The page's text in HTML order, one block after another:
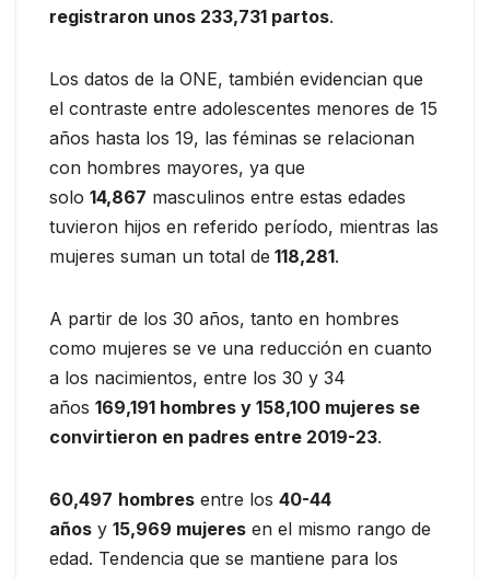
registraron unos 233,731 partos.
Los datos de la ONE, también evidencian que
el contraste entre adolescentes menores de 15
años hasta los 19, las féminas se relacionan
con hombres mayores, ya que
solo 14,867 masculinos entre estas edades
tuvieron hijos en referido período, mientras las
mujeres suman un total de 118,281.
A partir de los 30 años, tanto en hombres
como mujeres se ve una reducción en cuanto
a los nacimientos, entre los 30 y 34
años 169,191 hombres y 158,100 mujeres se
convirtieron en padres entre 2019-23.
60,497 hombres entre los 40-44
años y 15,969 mujeres en el mismo rango de
edad. Tendencia que se mantiene para los